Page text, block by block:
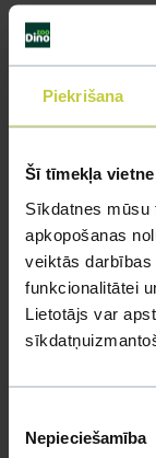
Piekrišana
Šī tīmekļa
Sīkdatnes mūsu
apkopošanas
veiktās darbības
funkcionalitātei
Lietotājs var
izvēle
Nepieciešamība
Ja kaķim
garnelēm
būt?Kā kaķis
#kakis